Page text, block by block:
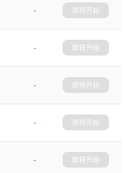
-
即将开始
-
即将开始
-
即将开始
-
即将开始
-
即将开始